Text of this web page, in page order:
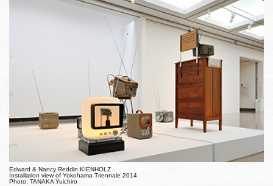
Edward & Nancy Reddin KIENHOLZ
Installation view of Yokohama Triennale 2014
Photo: TANAKA Yuichiro